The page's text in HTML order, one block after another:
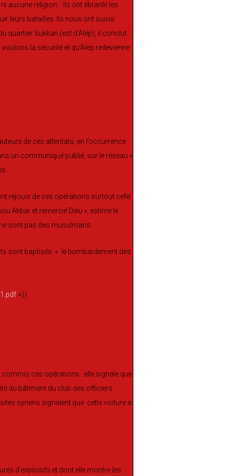
aucune religion… Ils ont ébranlé les
leurs batailles. Ils nous ont suivis
quartier Sukkari (est d’Alep), il conclut :
la sécurité et qu’Alep redevienne
de ces attentats, en l’occurrence
un communiqué publié, sur le réseau «
réjouis de ces opérations surtout celle
Akbar et remercié Dieu », estime le
sont pas des musulmans.
sont baptisés « le bombardement des
>))
ces opérations : elle signale que
du bâtiment du club des officiers
syriens signalent que cette voiture a
d’explosifs et dont elle montre les